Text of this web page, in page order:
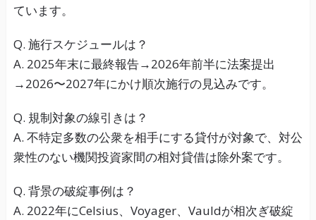
ています。
Q. 施行スケジュールは？
A. 2025年末に最終報告→2026年前半に法案提出
→2026〜2027年にかけ順次施行の見込みです。
Q. 規制対象の線引きは？
A. 不特定多数の公衆を相手にする貸付が対象で、対公
衆性のない機関投資家間の相対貸借は除外案です。
Q. 背景の破綻事例は？
A. 2022年にCelsius、Voyager、Vauldが相次ぎ破綻